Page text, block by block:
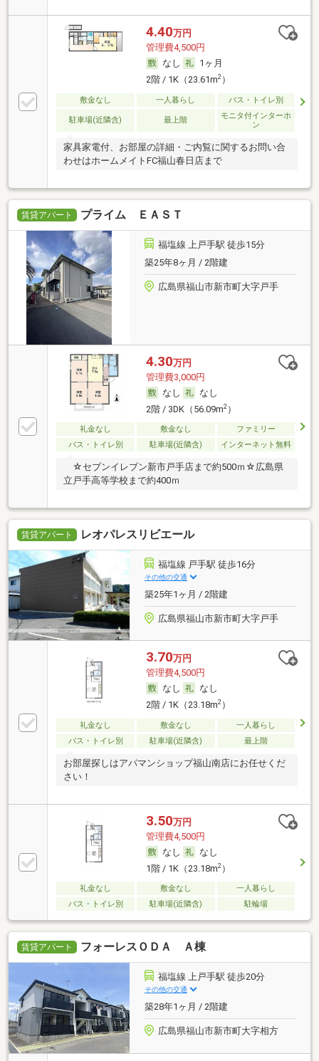
4.40万円
管理費4,500円
なし
1ヶ月
2階 / 1K（23.61m2）
敷金なし 一人暮らし バス・トイレ別
駐車場(近隣含) 最上階
モニタ付インターホ
ン
家具家電付、お部屋の詳細・ご内覧に関するお問い合
わせはホームメイトFC福山春日店まで
賃貸アパート プライム ＥＡＳＴ
福塩線 上戸手駅 徒歩15分
築25年8ヶ月 / 2階建
広島県福山市新市町大字戸手
4.30万円
管理費3,000円
なし
なし
2階 / 3DK（56.09m2）
礼金なし 敷金なし
ファミリー
バス・トイレ別
駐車場(近隣含) インターネット無料
☆セブンイレブン新市戸手店まで約500ｍ☆広島県
立戸手高等学校まで約400ｍ
賃貸アパート レオパレスリビエール
福塩線 戸手駅 徒歩16分
その他の交通
築25年1ヶ月 / 2階建
広島県福山市新市町大字戸手
3.70万円
管理費4,500円
なし
なし
2階 / 1K（23.18m2）
礼金なし 敷金なし
一人暮らし
バス・トイレ別
駐車場(近隣含) 最上階
お部屋探しはアパマンショップ福山南店にお任せくだ
さい！
3.50万円
管理費4,500円
なし
なし
1階 / 1K（23.18m2）
礼金なし 敷金なし
一人暮らし
バス・トイレ別
駐車場(近隣含) 駐輪場
賃貸アパート フォーレスＯＤＡ Ａ棟
福塩線 上戸手駅 徒歩20分
その他の交通
築28年1ヶ月 / 2階建
広島県福山市新市町大字相方